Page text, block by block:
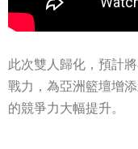
此次雙人歸化，預計
戰力，為亞洲籃壇增
的競爭力大幅提升。